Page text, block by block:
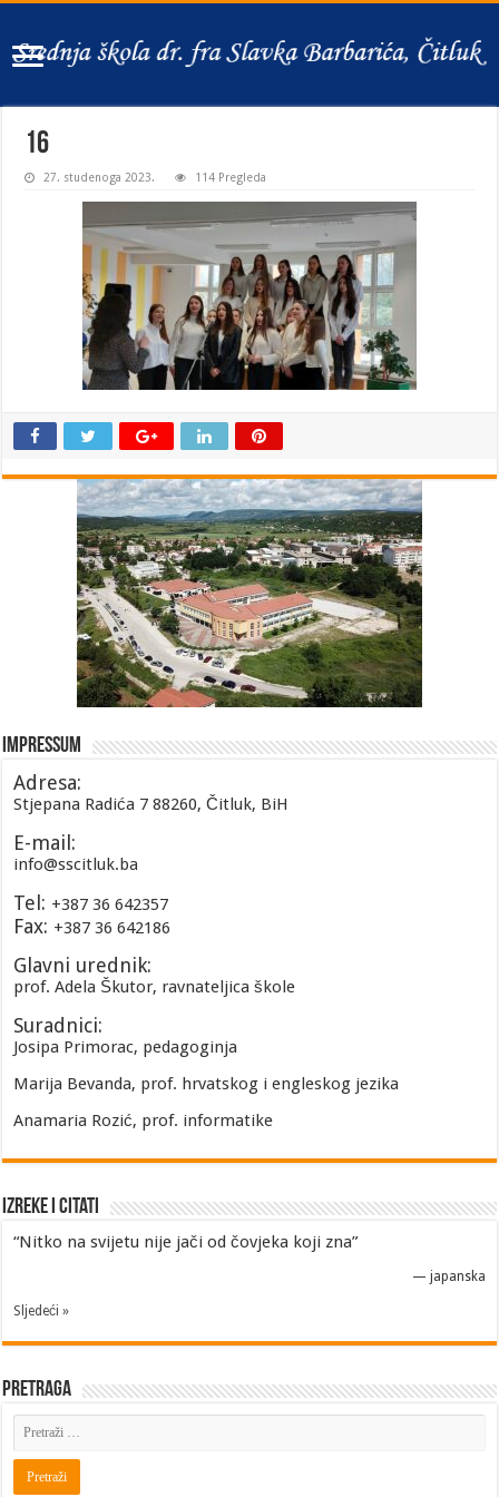
16
27. studenoga 2023. 114 Pregleda
Impressum
Adresa:
Stjepana Radića 7 88260, Čitluk, BiH
E-mail:
info@sscitluk.ba
Tel: +387 36 642357
Fax: +387 36 642186
Glavni urednik:
prof. Adela Škutor, ravnateljica škole
Suradnici:
Josipa Primorac, pedagoginja
Marija Bevanda, prof. hrvatskog i engleskog jezika
Anamaria Rozić, prof. informatike
Izreke i Citati
“Nitko na svijetu nije jači od čovjeka koji zna”
— japanska
Sljedeći »
Pretraga